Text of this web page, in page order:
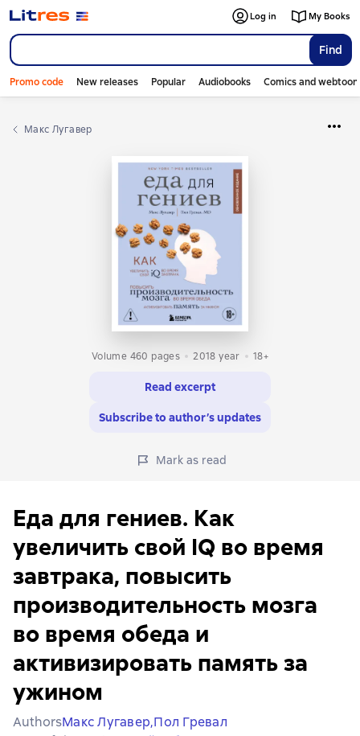
Find
Log in My Books
Promo code New releases Popular Audiobooks Comics and
Макс Лугавер
Volume 460 pages 2018 year 18+
Read excerpt
Subscribe to author’s updates
Mark as read
Еда для гениев. Как
увеличить свой IQ во время
завтрака, повысить
производительность мозга
во время обеда и
активизировать память за
ужином
AuthorsМакс Лугавер,Пол Гревал